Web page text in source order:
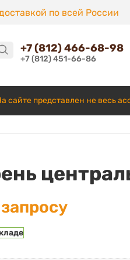
по всей России
+7 (812) 466-68-98
+7 (812) 451-66-86
сайте представлен не весь